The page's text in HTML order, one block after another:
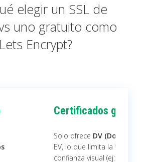
elegir un SSL de
uno gratuito como
Lets Encrypt?
Certificados
Solo ofrece DV (Domain
EV, lo que limita la
confianza visual (ej: barra